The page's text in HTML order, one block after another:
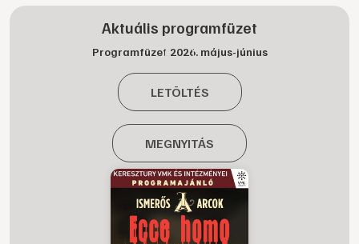
Aktuális programfüzet
Programfüzet 2026. május-június
LETÖLTÉS
MEGNYITÁS